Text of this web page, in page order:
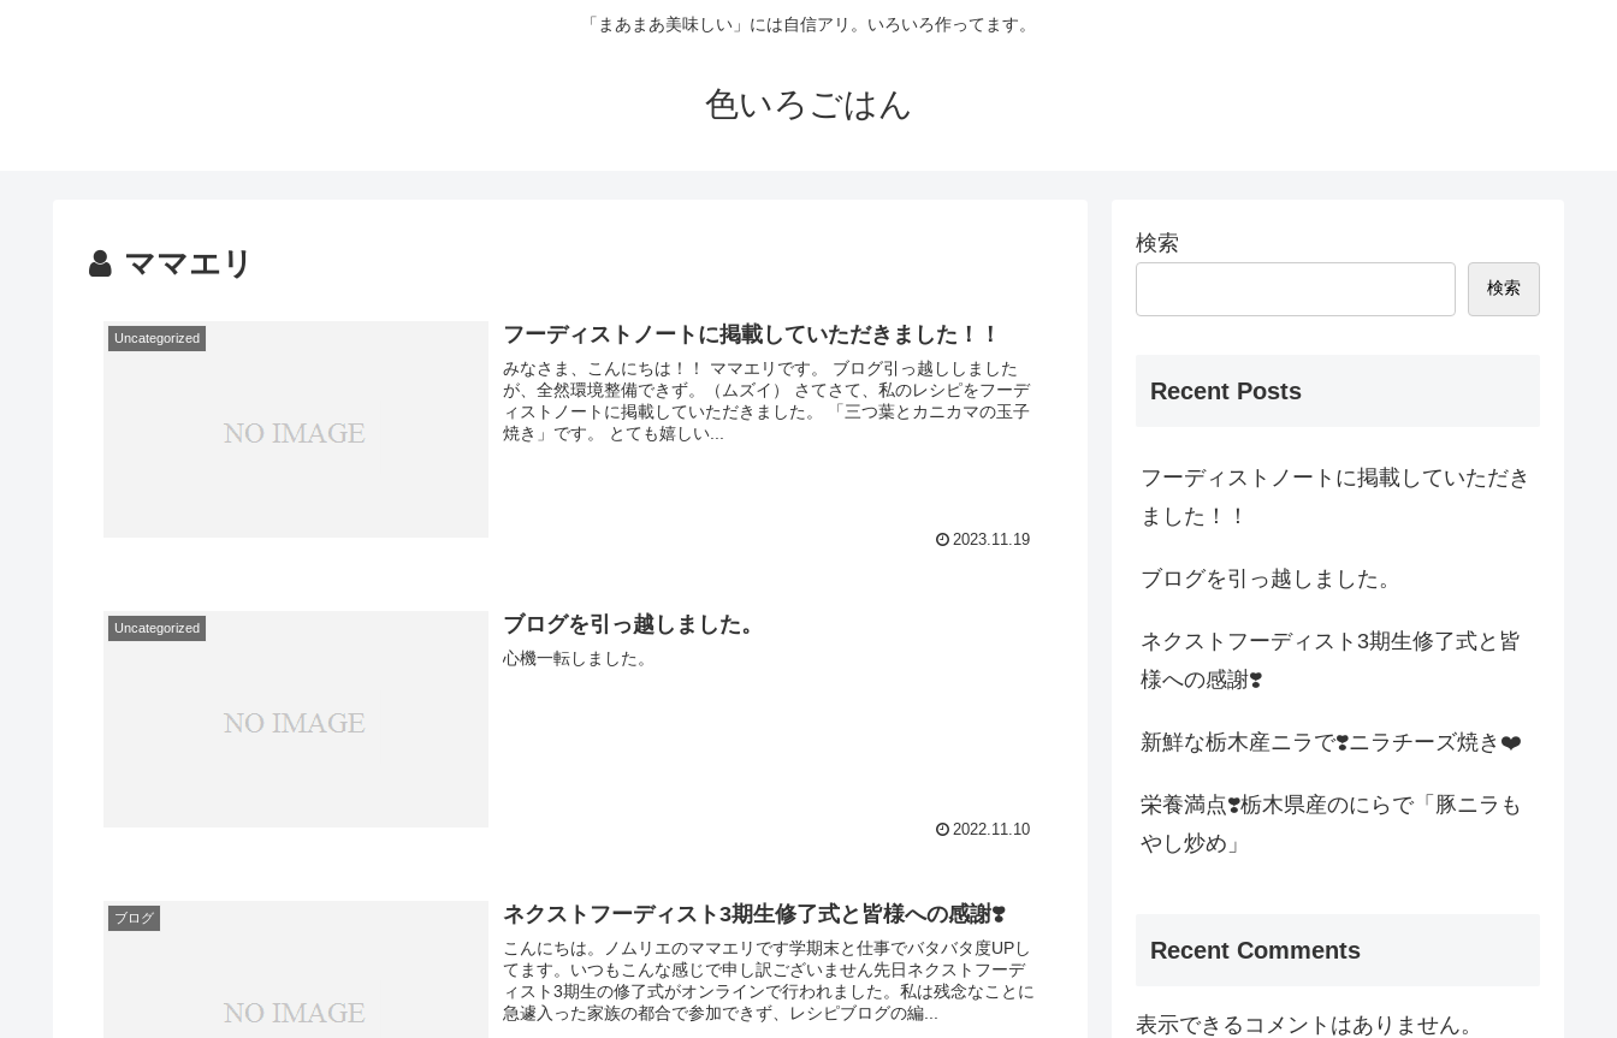
「まあまあ美味しい」には自信アリ。いろいろ作ってます。
色いろごはん
ママエリ
Uncategorized フーディストノートに掲載していただきました！！
みなさま、こんにちは！！ ママエリです。 ブログ引っ越ししました
が、全然環境整備できず。（ムズイ） さてさて、私のレシピをフーデ
ィストノートに掲載していただきました。 「三つ葉とカニカマの玉子
焼き」です。 とても嬉しい...
2023.11.19
Uncategorized ブログを引っ越しました。
心機一転しました。
2022.11.10
ブログ ネクストフーディスト3期生修了式と皆様への感謝❣️
こんにちは。ノムリエのママエリです学期末と仕事でバタバタ度UPし
てます。いつもこんな感じで申し訳ございません先日ネクストフーデ
ィスト3期生の修了式がオンラインで行われました。私は残念なことに
急遽入った家族の都合で参加できず、レシピブログの編...
検索
検索
Recent Posts
フーディストノートに掲載していただき
ました！！
ブログを引っ越しました。
ネクストフーディスト3期生修了式と皆
様への感謝❣️
新鮮な栃木産ニラで❣️ニラチーズ焼き❤️
栄養満点❣️栃木県産のにらで「豚ニラも
やし炒め」
Recent Comments
表示できるコメントはありません。